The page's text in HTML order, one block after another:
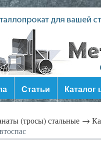
Статьи Каталог
(тросы) стальные →